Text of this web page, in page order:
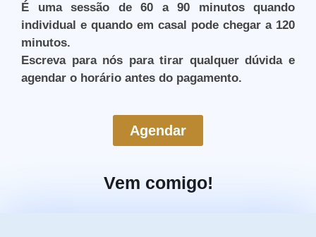
É uma sessão de 60 a 90 minutos quando
individual e quando em casal pode chegar a 120
minutos.
Escreva para nós para tirar qualquer dúvida e
agendar o horário antes do pagamento.
Agendar
Vem comigo!